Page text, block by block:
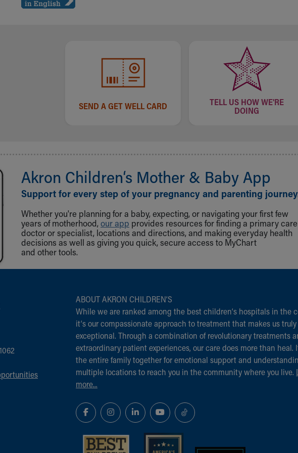
SEND A GET WELL CARD
TELL US HOW WE'RE
DOING
Akron Children‘s Mother & Baby App
Support for every step of your pregnancy and parenting
Whether you're planning for a baby, expecting, or navigating your first few
years of motherhood, our app provides resources for finding a primary care
doctor or specialist, locations and directions, and making everyday health
decisions as well as giving you quick, secure access to MyChart
and other tools.
ABOUT AKRON CHILDREN‘S
While we are ranked among the best children‘s hospitals in the
it‘s our compassionate approach to treatment that makes us truly
exceptional. Through a combination of revolutionary treatments
extraordinary patient experiences, our care does more than heal.
the entire family together for emotional support and
multiple locations to reach you in the community where you live.
more...